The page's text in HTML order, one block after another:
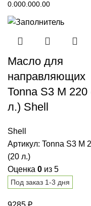
0.000.000.00
Масло для
направляющих
Tonna S3 M 220
л.) Shell
Shell
Артикул: Tonna S3 M
(20 л.)
Оценка 0 из 5
Под заказ 1-3 дня